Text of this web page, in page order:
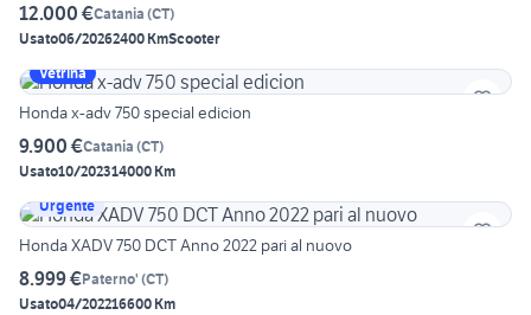
12.000 €Catania (CT)
Usato06/20262400 KmScooter
Vetrina
Honda x-adv 750 special edicion
9.900 €Catania (CT)
Usato10/202314000 Km
Urgente
Honda XADV 750 DCT Anno 2022 pari al nuovo
8.999 €Paterno' (CT)
Usato04/202216600 Km